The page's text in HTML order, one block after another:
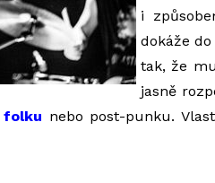
i
dokáže
tak, že
jasně
folku nebo post-punku.